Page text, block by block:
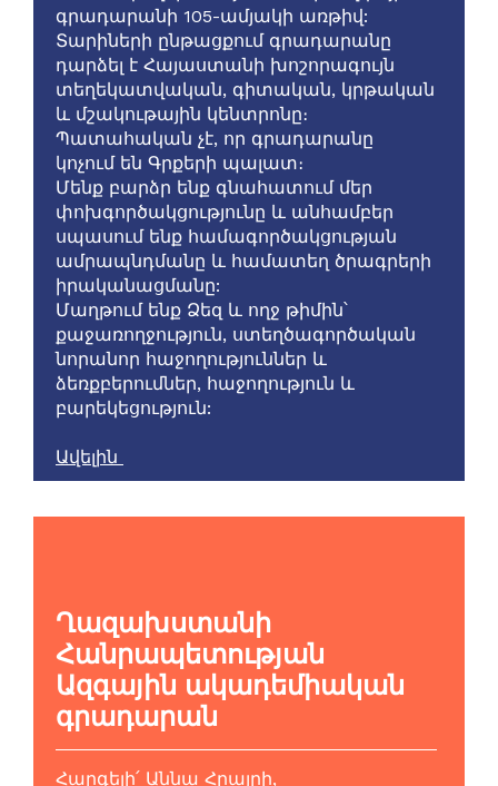
գրադարանի 105-ամյակի առթիվ:
Տարիների ընթացքում գրադարանը
դարձել է Հայաստանի խոշորագույն
տեղեկատվական, գիտական, կրթական
և մշակութային կենտրոնը։
Պատահական չէ, որ գրադարանը
կոչում են Գրքերի պալատ։
Մենք բարձր ենք գնահատում մեր
փոխգործակցությունը և անհամբեր
սպասում ենք համագործակցության
ամրապնդմանը և համատեղ ծրագրերի
իրականացմանը:
Մաղթում ենք Ձեզ և ողջ թիմին՝
քաջառողջություն, ստեղծագործական
նորանոր հաջողություններ և
ձեռքբերումներ, հաջողություն և
բարեկեցություն:
Ավելին
Ղազախստանի
Հանրապետության
Ազգային ակադեմիական
գրադարան
Հարգելի՛ Աննա Հրայրի,